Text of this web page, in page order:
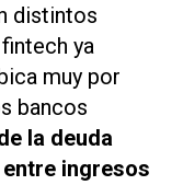
distintos
ya
muy por
bancos
la deuda
ingresos